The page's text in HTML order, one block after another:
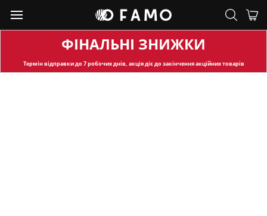
ФІНАЛЬНІ ЗНИЖКИ
Термін відправкидо 7 робочих днів, акція діє до закінчення акційних товарів